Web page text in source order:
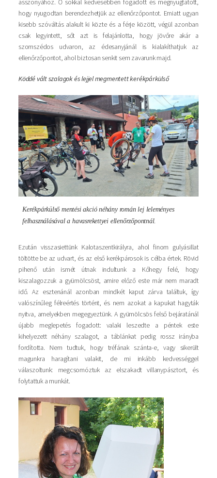
asszonyához. Ő sokkal kedvesebben fogadott és megnyugtatott,
hogy nyugodtan berendezhetjük az ellenőrzőpontot. Emiatt ugyan
kisebb szóváltás alakult ki közte és a férje között, végül azonban
csak legyintett, sőt azt is felajánlotta, hogy jövőre akár a
szomszédos udvaron, az édesanyjánál is kialakíthatjuk az
ellenőrzőpontot, ahol biztosan senkit sem zavarunk majd.
Köddé vált szalagok és lejjel megmentett kerékpárkülső
Kép
Kerékpárkülső mentési akció néhány román lej leleményes
felhasználásával a havasrekettyei ellenőrzőpontnál.
Ezután visszasiettünk Kalotaszentkirályra, ahol finom gulyásillat
töltötte be az udvart, és az első kerékpárosok is célba értek. Rövid
pihenő után ismét útnak indultunk a Kőhegy felé, hogy
kiszalagozzuk a gyümölcsöst, amire előző este már nem maradt
idő. Az esztenánál azonban mindkét kaput zárva találtuk, így
valószínűleg félreértés történt, és nem azokat a kapukat hagyták
nyitva, amelyekben megegyeztünk. A gyümölcsös felső bejáratánál
újabb meglepetés fogadott: valaki leszedte a péntek este
kihelyezett néhány szalagot, a táblánkat pedig rossz irányba
fordította. Nem tudtuk, hogy tréfának szánta-e, vagy sikerült
magunkra haragítani valakit, de mi inkább kedvességgel
válaszoltunk: megcsomóztuk az elszakadt villanypásztort, és
folytattuk a munkát.
Kép